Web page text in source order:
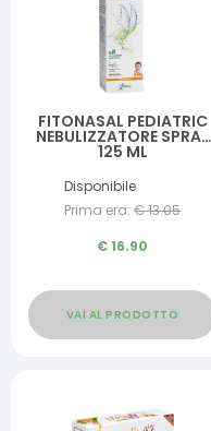
FITONASAL PEDIATRIC
NEBULIZZATORE SPRAY
125 ML
Disponibile
Prima era: €13.05
€16.90
VAI AL PRODOTTO